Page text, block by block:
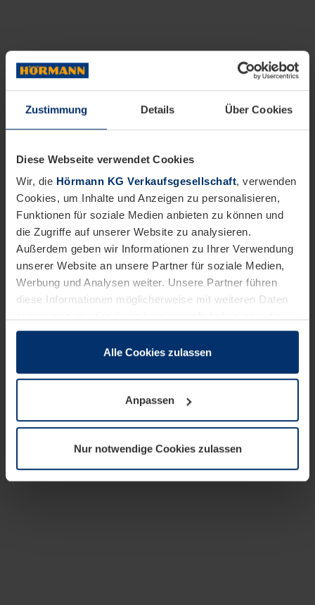
Zustimmung Details Über Cookies
Diese Webseite verwendet Cookies
Wir, die Hörmann KG Verkaufsgesellschaft, verwenden
Cookies, um Inhalte und Anzeigen zu personalisieren,
Funktionen für soziale Medien anbieten zu können und
die Zugriffe auf unserer Website zu analysieren.
Außerdem geben wir Informationen zu Ihrer Verwendung
unserer Website an unsere Partner für soziale Medien,
Werbung und Analysen weiter. Unsere Partner führen
diese Informationen möglicherweise mit weiteren Daten
sie im Rahmen Ihrer Nutzung der Dienste gesammelt
wenn diese für den Betrieb dieser Seite unbedingt
notwendig sind. Für alle anderen Cookie-Typen benötigen
wir Ihre Erlaubnis. Ihre Einwilligung können Sie jederzeit
Datenschutzerklärungunserer Website ändern oder
widerrufen.
Alle Cookies zulassen
Anpassen
Nur notwendige Cookies zulassen